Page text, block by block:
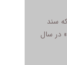
هايي که سند
در سال